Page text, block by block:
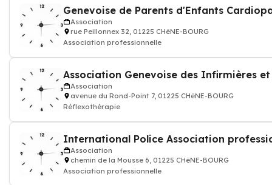
Genevoise de Parents d'Enfants
Association
rue Peillonnex 32, 01225 CHêNE-BOURG
Association professionnelle
Association Genevoise des Infirmières
Association
avenue du Rond-Point 7, 01225 CHêNE-BOURG
Réflexothérapie
International Police Association
Association
chemin de la Mousse 6, 01225 CHêNE-BOURG
Association professionnelle